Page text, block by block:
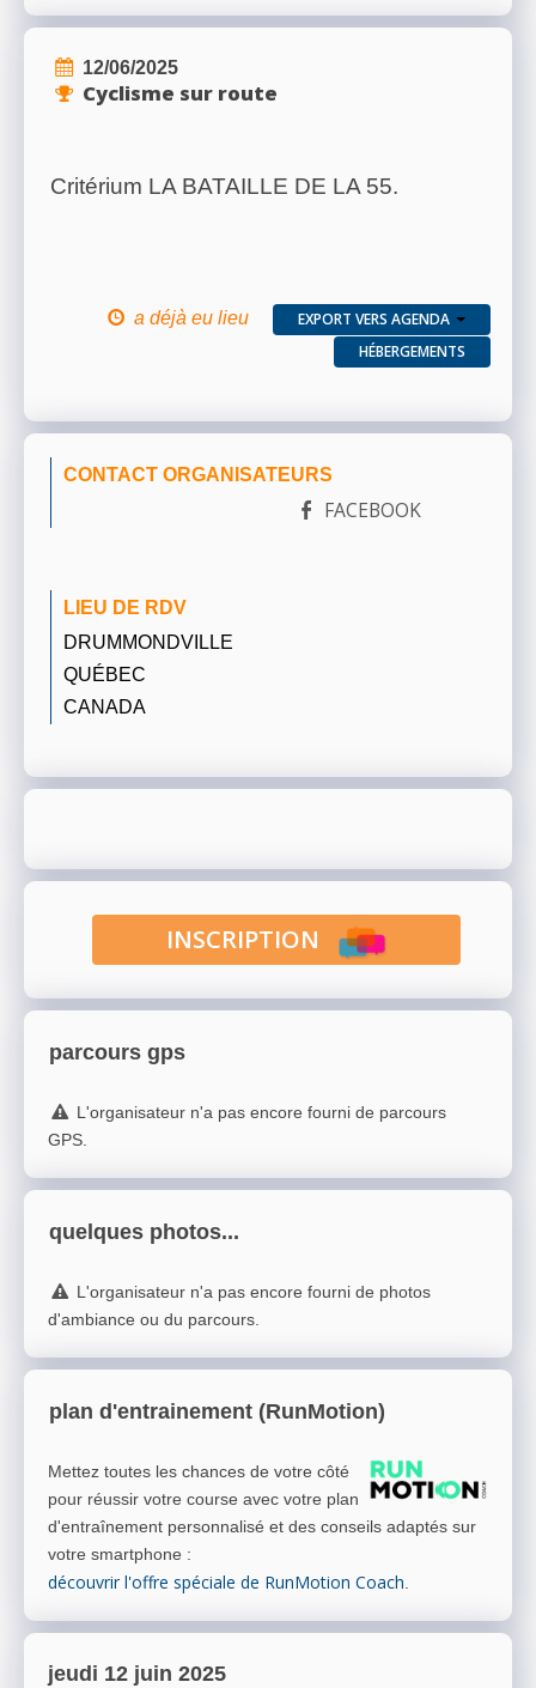
12/06/2025
Cyclisme sur route
Critérium LA BATAILLE DE LA 55.
a déjà eu lieu
EXPORT VERS AGENDA
HÉBERGEMENTS
CONTACT ORGANISATEURS
FACEBOOK
LIEU DE RDV
DRUMMONDVILLE
QUÉBEC
CANADA
INSCRIPTION
parcours gps
L'organisateur n'a pas encore fourni de parcours
GPS.
quelques photos...
L'organisateur n'a pas encore fourni de photos
d'ambiance ou du parcours.
plan d'entrainement (RunMotion)
Mettez toutes les chances de votre côté
pour réussir votre course avec votre plan
d'entraînement personnalisé et des conseils adaptés sur
votre smartphone :
découvrir l'offre spéciale de RunMotion Coach.
jeudi 12 juin 2025